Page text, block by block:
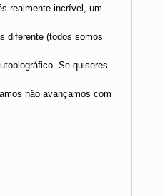
realmente incrível, um
diferente (todos somos
Se quiseres
não avançamos com